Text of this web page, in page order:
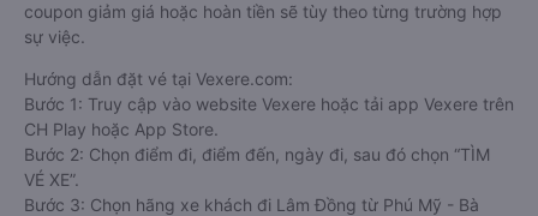
coupon giảm giá hoặc hoàn tiền sẽ tùy theo từng trường hợp
sự việc.
Hướng dẫn đặt vé tại Vexere.com:
Bước 1: Truy cập vào website Vexere hoặc tải app Vexere trên
CH Play hoặc App Store.
Bước 2: Chọn điểm đi, điểm đến, ngày đi, sau đó chọn “TÌM
VÉ XE”.
Bước 3: Chọn hãng xe khách đi Lâm Đồng từ Phú Mỹ - Bà